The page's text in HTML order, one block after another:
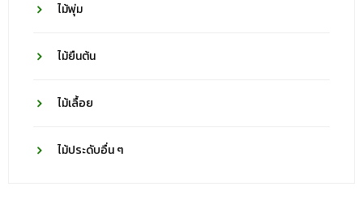
ไม้พุ่ม
ไม้ยืนต้น
ไม้เลื้อย
ไม้ประดับอื่น ๆ